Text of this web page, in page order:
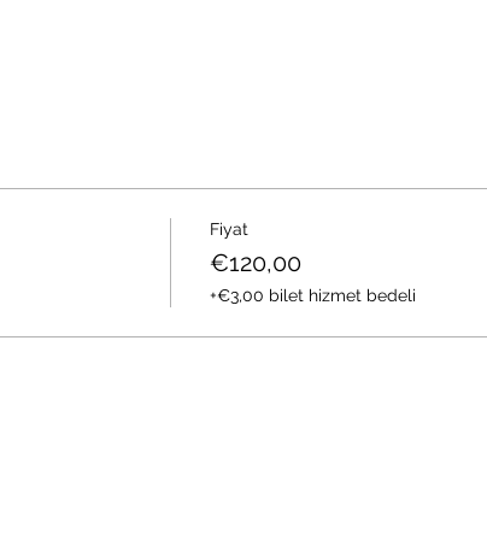
Fiyat
€120,00
+€3,00 bilet hizmet bedeli